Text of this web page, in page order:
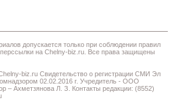
допускается только при соблюдении правил
на Chelny-biz.ru. Все права защищены
biz.ru Свидетельство о регистрации СМИ Эл
02.02.2016 г. Учредитель - ООО
– Ахметзянова Л. З. Контакты редакции: (8552)